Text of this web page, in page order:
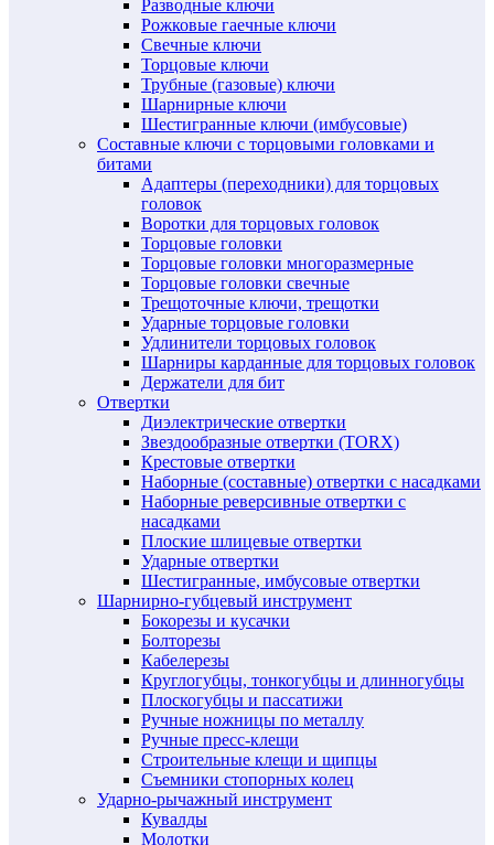
Разводные ключи
Рожковые гаечные ключи
Свечные ключи
Торцовые ключи
Трубные (газовые) ключи
Шарнирные ключи
Шестигранные ключи (имбусовые)
Составные ключи с торцовыми головками и
битами
Адаптеры (переходники) для торцовых
головок
Воротки для торцовых головок
Торцовые головки
Торцовые головки многоразмерные
Торцовые головки свечные
Трещоточные ключи, трещотки
Ударные торцовые головки
Удлинители торцовых головок
Шарниры карданные для торцовых головок
Держатели для бит
Отвертки
Диэлектрические отвертки
Звездообразные отвертки (TORX)
Крестовые отвертки
Наборные (составные) отвертки с насадками
Наборные реверсивные отвертки с
насадками
Плоские шлицевые отвертки
Ударные отвертки
Шестигранные, имбусовые отвертки
Шарнирно-губцевый инструмент
Бокорезы и кусачки
Болторезы
Кабелерезы
Круглогубцы, тонкогубцы и длинногубцы
Плоскогубцы и пассатижи
Ручные ножницы по металлу
Ручные пресс-клещи
Строительные клещи и щипцы
Съемники стопорных колец
Ударно-рычажный инструмент
Кувалды
Молотки